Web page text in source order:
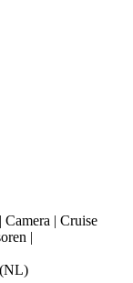
| Cruise
|